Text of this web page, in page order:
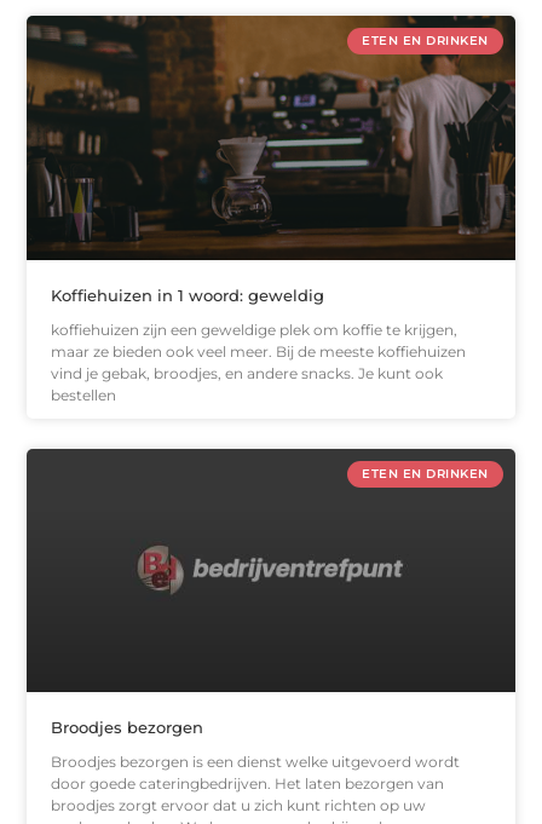
ETEN EN DRINKEN
Koffiehuizen in 1 woord: geweldig
koffiehuizen zijn een geweldige plek om koffie te krijgen,
maar ze bieden ook veel meer. Bij de meeste koffiehuizen
vind je gebak, broodjes, en andere snacks. Je kunt ook
bestellen
ETEN EN DRINKEN
Broodjes bezorgen
Broodjes bezorgen is een dienst welke uitgevoerd wordt
door goede cateringbedrijven. Het laten bezorgen van
broodjes zorgt ervoor dat u zich kunt richten op uw